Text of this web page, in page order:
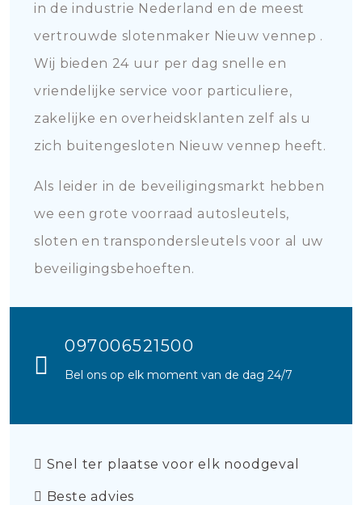
in de industrie Nederland en de meest
vertrouwde slotenmaker Nieuw vennep .
Wij bieden 24 uur per dag snelle en
vriendelijke service voor particuliere,
zakelijke en overheidsklanten zelf als u
zich buitengesloten Nieuw vennep heeft.
Als leider in de beveiligingsmarkt hebben
we een grote voorraad autosleutels,
sloten en transpondersleutels voor al uw
beveiligingsbehoeften.
097006521500
Bel ons op elk moment van de dag 24/7
Snel ter plaatse voor elk noodgeval
Beste advies